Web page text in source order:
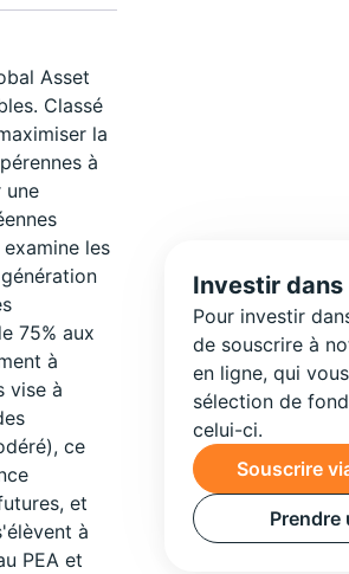
Asset
Classé
la
à
une
les
75% aux
à
vise à
ce
et
à
PEA et
Investir
Pour investir
de souscrire à
en ligne, qui
sélection de
celui-ci.
Souscrire
Prendre